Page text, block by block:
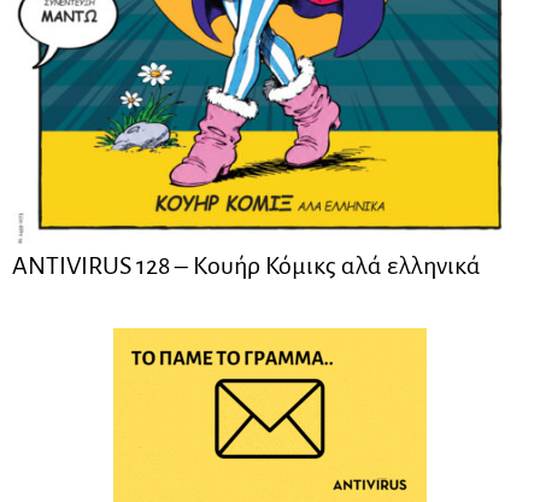
ANTIVIRUS 128 – Kουήρ Κόμικς αλά ελληνικά